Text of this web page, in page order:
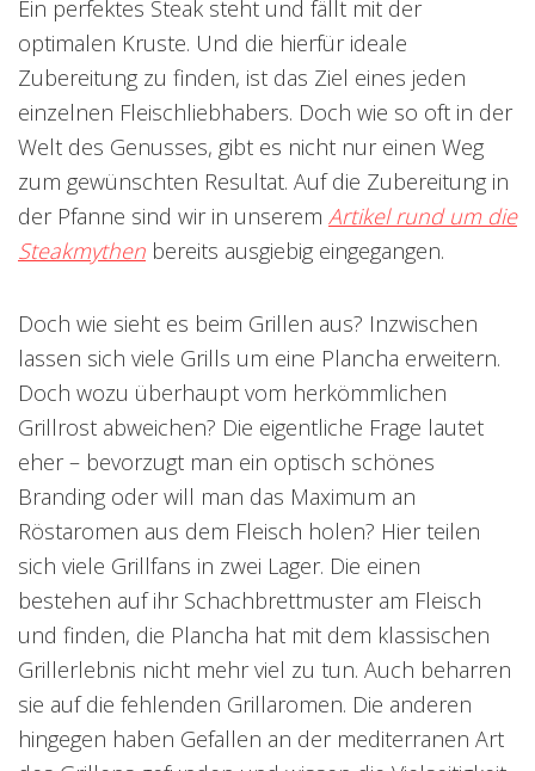
Ein perfektes Steak steht und fällt mit der
optimalen Kruste. Und die hierfür ideale
Zubereitung zu finden, ist das Ziel eines jeden
einzelnen Fleischliebhabers. Doch wie so oft in der
Welt des Genusses, gibt es nicht nur einen Weg
zum gewünschten Resultat. Auf die Zubereitung in
der Pfanne sind wir in unserem Artikel rund um die
Steakmythen bereits ausgiebig eingegangen.
Doch wie sieht es beim Grillen aus? Inzwischen
lassen sich viele Grills um eine Plancha erweitern.
Doch wozu überhaupt vom herkömmlichen
Grillrost abweichen? Die eigentliche Frage lautet
eher – bevorzugt man ein optisch schönes
Branding oder will man das Maximum an
Röstaromen aus dem Fleisch holen? Hier teilen
sich viele Grillfans in zwei Lager. Die einen
bestehen auf ihr Schachbrettmuster am Fleisch
und finden, die Plancha hat mit dem klassischen
Grillerlebnis nicht mehr viel zu tun. Auch beharren
sie auf die fehlenden Grillaromen. Die anderen
hingegen haben Gefallen an der mediterranen Art